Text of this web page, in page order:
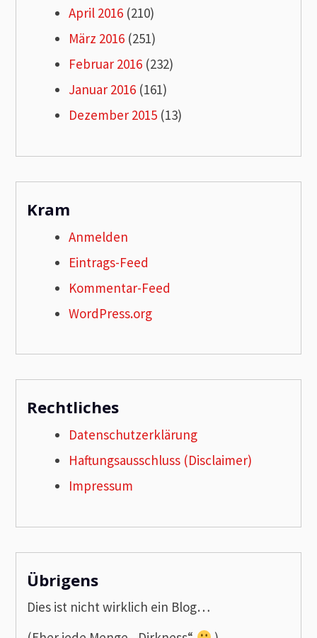
April 2016 (210)
März 2016 (251)
Februar 2016 (232)
Januar 2016 (161)
Dezember 2015 (13)
Kram
Anmelden
Eintrags-Feed
Kommentar-Feed
WordPress.org
Rechtliches
Datenschutzerklärung
Haftungsausschluss (Disclaimer)
Impressum
Übrigens
Dies ist nicht wirklich ein Blog…